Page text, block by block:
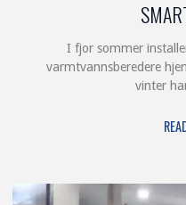
I fjor sommer
varmtvannsberedere
vinter